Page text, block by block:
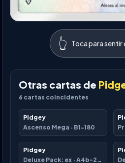
👆 Toca para
Otras cartas de
6 cartas coincidentes
Pidgey
Ascenso Mega · B1-180
Pidgey
Deluxe Pack: ex · A4b-272